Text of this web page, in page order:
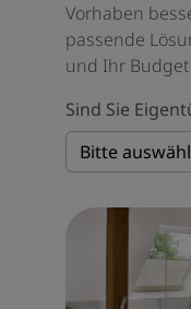
Vorhaben
passende
und Ihr
Sind Sie